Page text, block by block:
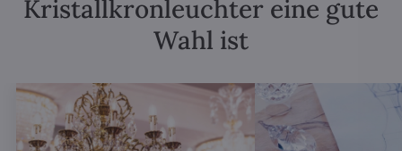
Kristallkronleuchter eine gute
Wahl ist